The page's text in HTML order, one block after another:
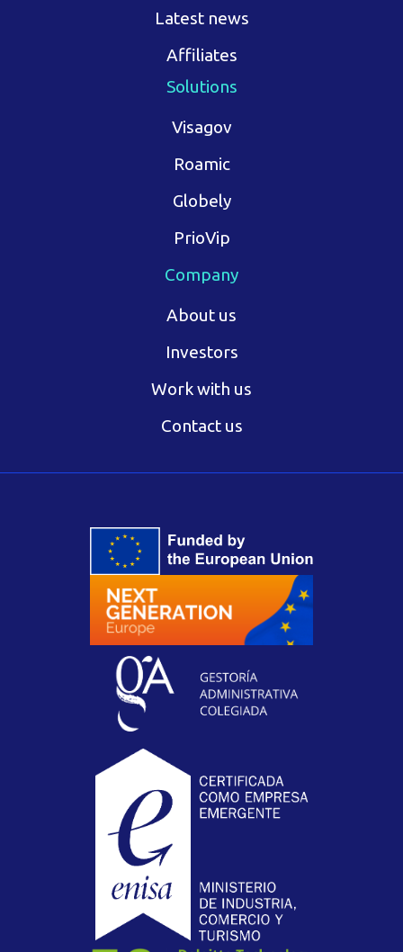
Latest news
Affiliates
Solutions
Visagov
Roamic
Globely
PrioVip
Company
About us
Investors
Work with us
Contact us